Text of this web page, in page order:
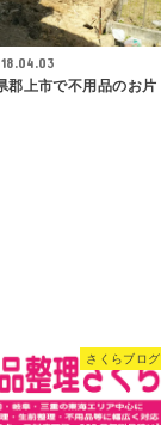
郡上市で不用品のお片
さくらブログ